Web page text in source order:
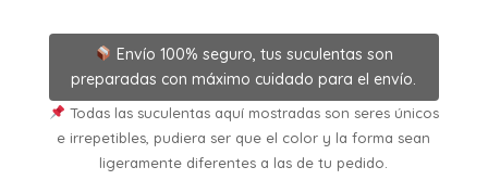
Envío 100% seguro, tus suculentas son
preparadas con máximo cuidado para el envío.
Todas las suculentas aquí mostradas son seres únicos
e irrepetibles, pudiera ser que el color y la forma sean
ligeramente diferentes a las de tu pedido.